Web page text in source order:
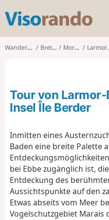
s
o
o
Wanderungen Bretagne Morbihan Larmor-Baden
Tour von
Insel Île Berder
Inmitten eines
Baden eine breite Palette
bei Ebbe zugänglich ist,
Entdeckung des
Aussichtspunkte auf den
Etwas abseits vom Meer
Vogelschutzgebiet Marais